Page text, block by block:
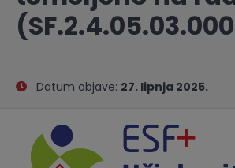
Datum objave: 27. lipnja 2025.